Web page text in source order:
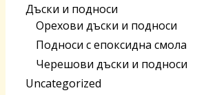
Дъски и подноси
Орехови дъски и подноси
Подноси с епоксидна смола
Черешoви дъски и подноси
Uncategorized